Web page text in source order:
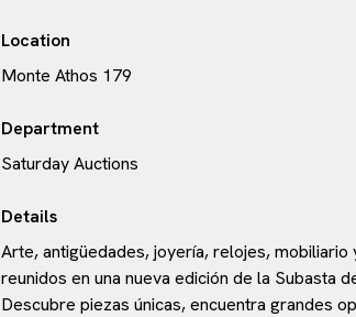
Location
Monte Athos 179
Department
Saturday Auctions
Details
Arte, antigüedades, joyería, relojes, mobiliario
reunidos en una nueva edición de la Subasta
Descubre piezas únicas, encuentra grandes